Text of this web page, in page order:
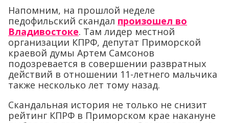
Напомним, на прошлой неделе
педофильский скандал произошел во
Владивостоке. Там лидер местной
организации КПРФ, депутат Приморской
краевой думы Артем Самсонов
подозревается в совершении развратных
действий в отношении 11-летнего мальчика
также несколько лет тому назад.
Скандальная история не только не снизит
рейтинг КПРФ в Приморском крае накануне